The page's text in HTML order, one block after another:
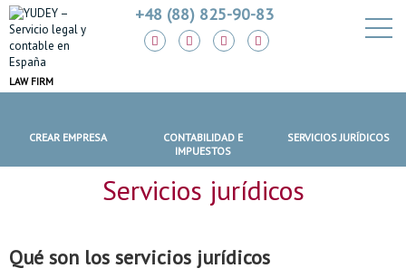
LAW FIRM
+48 (88) 825-90-83
CREAR EMPRESA
CONTABILIDAD E
IMPUESTOS
SERVICIOS JURÍDICOS
Servicios jurídicos
Qué son los servicios jurídicos